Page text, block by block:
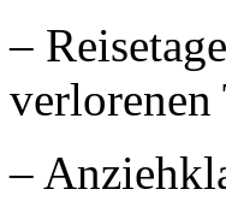
–
verlorenen
–